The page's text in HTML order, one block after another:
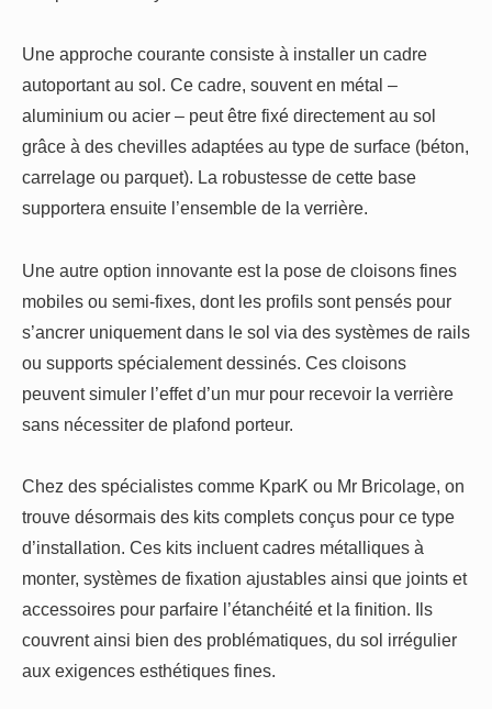
Une approche courante consiste à installer un cadre
autoportant au sol. Ce cadre, souvent en métal –
aluminium ou acier – peut être fixé directement au sol
grâce à des chevilles adaptées au type de surface (béton,
carrelage ou parquet). La robustesse de cette base
supportera ensuite l’ensemble de la verrière.
Une autre option innovante est la pose de cloisons fines
mobiles ou semi-fixes, dont les profils sont pensés pour
s’ancrer uniquement dans le sol via des systèmes de rails
ou supports spécialement dessinés. Ces cloisons
peuvent simuler l’effet d’un mur pour recevoir la verrière
sans nécessiter de plafond porteur.
Chez des spécialistes comme KparK ou Mr Bricolage, on
trouve désormais des kits complets conçus pour ce type
d’installation. Ces kits incluent cadres métalliques à
monter, systèmes de fixation ajustables ainsi que joints et
accessoires pour parfaire l’étanchéité et la finition. Ils
couvrent ainsi bien des problématiques, du sol irrégulier
aux exigences esthétiques fines.